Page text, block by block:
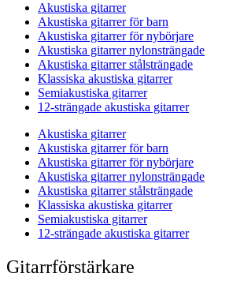
Akustiska gitarrer
Akustiska gitarrer för barn
Akustiska gitarrer för nybörjare
Akustiska gitarrer nylonsträngade
Akustiska gitarrer stålsträngade
Klassiska akustiska gitarrer
Semiakustiska gitarrer
12-strängade akustiska gitarrer
Akustiska gitarrer
Akustiska gitarrer för barn
Akustiska gitarrer för nybörjare
Akustiska gitarrer nylonsträngade
Akustiska gitarrer stålsträngade
Klassiska akustiska gitarrer
Semiakustiska gitarrer
12-strängade akustiska gitarrer
Gitarrförstärkare